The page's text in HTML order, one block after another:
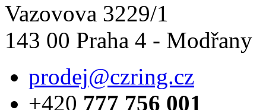
Vazovova 3229/1
143 00 Praha 4 - Modřany
prodej@czring.cz
+420 777 756 001